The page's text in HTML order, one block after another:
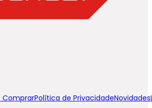
ComprarPolítica de PrivacidadeNovidades